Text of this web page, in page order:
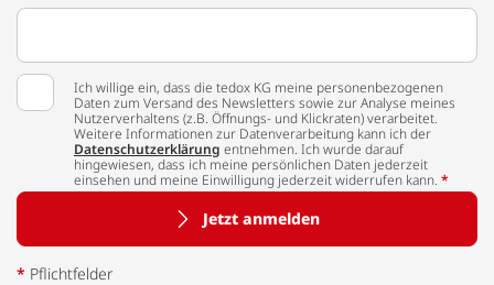
Ich willige ein, dass die tedox KG meine personenbezogenen
Daten zum Versand des Newsletters sowie zur Analyse meines
Nutzerverhaltens (z.B. Öffnungs- und Klickraten) verarbeitet.
Weitere Informationen zur Datenverarbeitung kann ich der
Datenschutzerklärung entnehmen. Ich wurde darauf
hingewiesen, dass ich meine persönlichen Daten jederzeit
einsehen und meine Einwilligung jederzeit widerrufen kann. *
Jetzt anmelden
* Pflichtfelder